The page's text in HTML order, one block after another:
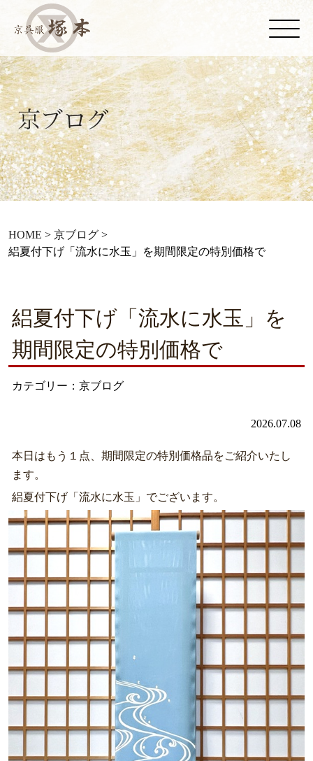
HOME > 京ブログ>
絽夏付下げ「流水に水玉」を期間限定の特別価格で
絽夏付下げ「流水に水玉」を
期間限定の特別価格で
カテゴリー：京ブログ
2026.07.08
本日はもう１点、期間限定の特別価格品をご紹介いたし
ます。
絽夏付下げ「流水に水玉」でございます。